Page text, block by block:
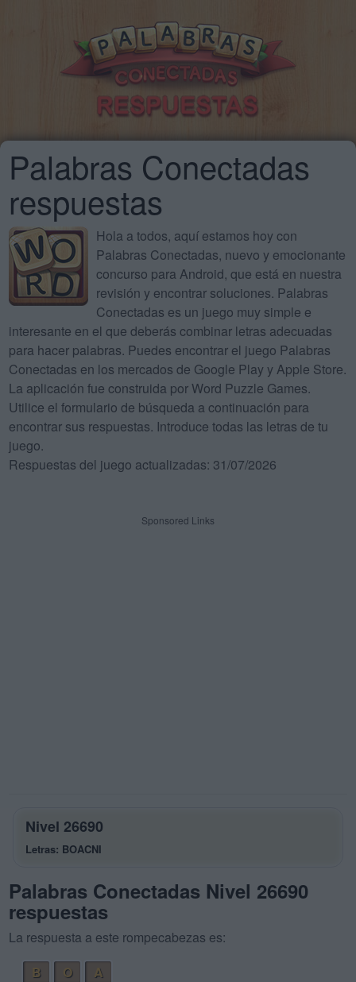
Palabras Conectadas
respuestas
Hola a todos, aquí estamos hoy con
Palabras Conectadas, nuevo y emocionante
concurso para Android, que está en nuestra
revisión y encontrar soluciones. Palabras
Conectadas es un juego muy simple e
interesante en el que deberás combinar letras adecuadas
para hacer palabras. Puedes encontrar el juego Palabras
Conectadas en los mercados de Google Play y Apple Store.
La aplicación fue construida por Word Puzzle Games.
Utilice el formulario de búsqueda a continuación para
encontrar sus respuestas. Introduce todas las letras de tu
juego.
Respuestas del juego actualizadas: 31/07/2026
Sponsored Links
Nivel 26690
Letras: BOACNI
Palabras Conectadas Nivel 26690
respuestas
La respuesta a este rompecabezas es:
B
O
A